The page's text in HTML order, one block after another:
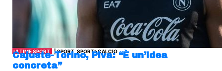
ULTIME SPORT | SPORT, SPORT>CALCIO
Cajuste-Torino, Piva: “È un’idea
concreta”